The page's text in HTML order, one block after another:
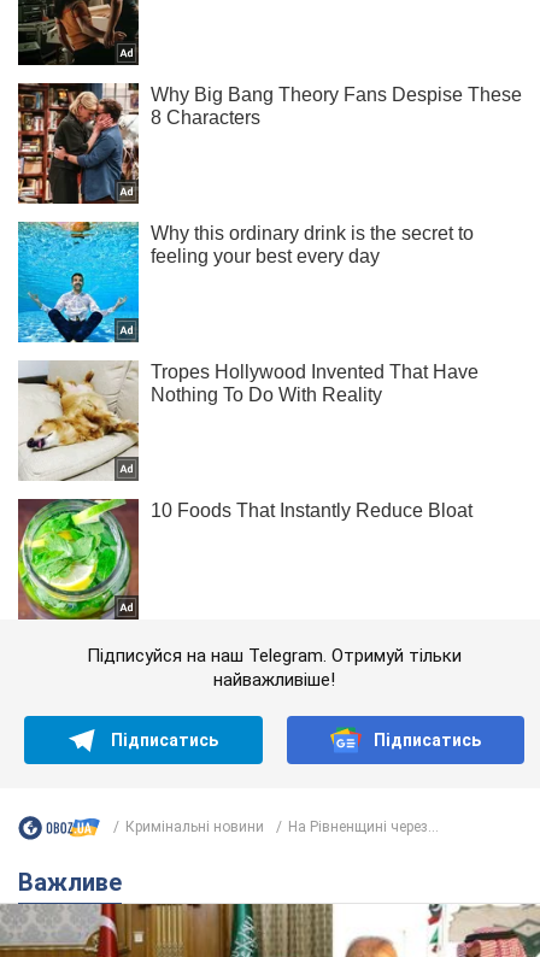
Підписуйся на наш Telegram. Отримуй тільки
найважливіше!
Підписатись Підписатись
Кримінальні новини На Рівненщині через...
Важливе